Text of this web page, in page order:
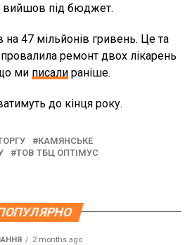
вийшов під бюджет.
47 мільйонів гривень. Це та
ремонт двох лікарень
ми писали раніше.
до кінця року.
КАМЯНСЬКЕ
ТОВ ТБЦ ОПТІМУС
2 months ago